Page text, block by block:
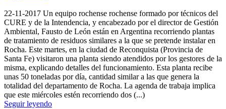
22-11-2017 Un equipo rochense rochense formado por técnicos del
CURE y de la Intendencia, y encabezado por el director de Gestión
Ambiental, Fausto de León están en Argentina recorriendo plantas
de tratamiento de residuos similares a la que se pretende instalar en
Rocha. Este martes, en la ciudad de Reconquista (Provincia de
Santa Fe) visitaron una planta siendo atendidos por los gestores de la
misma, explicando detalles del funcionamiento. Esta planta recibe
unas 50 toneladas por día, cantidad similar a las que genera la
totalidad del departamento de Rocha. La agenda de trabaja implica
que este miércoles estén recorriendo dos (...)
Seguir leyendo